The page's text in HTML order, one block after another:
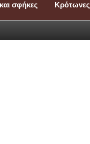
σφήκες Κρότωνες